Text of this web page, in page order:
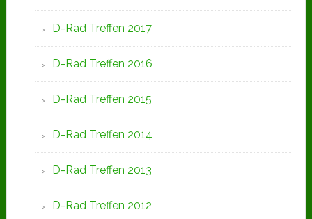
D-Rad Treffen 2017
D-Rad Treffen 2016
D-Rad Treffen 2015
D-Rad Treffen 2014
D-Rad Treffen 2013
D-Rad Treffen 2012